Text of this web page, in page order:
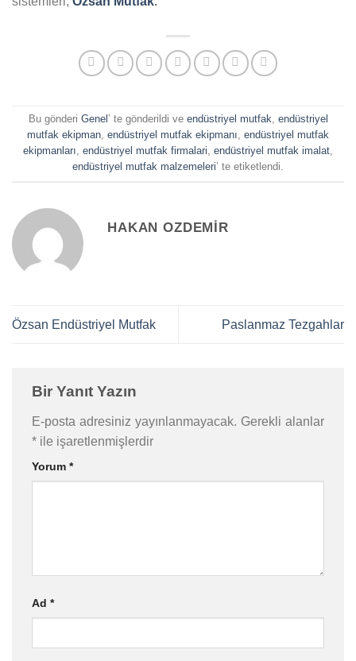
Bu gönderi Genel ’ te gönderildi ve endüstriyel mutfak, endüstriyel
mutfak ekipman, endüstriyel mutfak ekipmanı, endüstriyel mutfak
ekipmanları, endüstriyel mutfak firmalari, endüstriyel mutfak imalat,
endüstriyel mutfak malzemeleri’ te etiketlendi.
HAKAN OZDEMIR
Özsan Endüstriyel Mutfak Paslanmaz Tezgahlar
Bir Yanıt Yazın
E-posta adresiniz yayınlanmayacak. Gerekli alanlar
* ile işaretlenmişlerdir
Yorum *
Ad *